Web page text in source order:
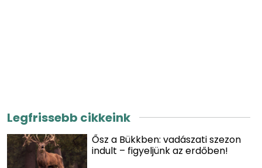
Legfrissebb cikkeink
Ősz a Bükkben: vadászati szezon
indult – figyeljünk az erdőben!